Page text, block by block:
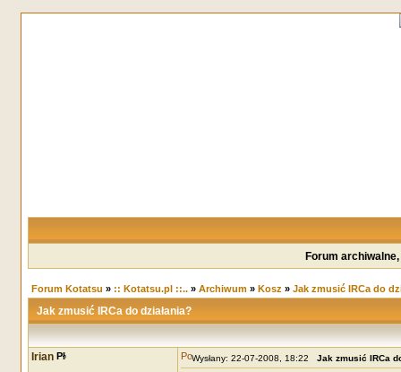
Forum
Forum Kotatsu » :: Kotatsu.pl ::..» Archiwum» Kosz » Jak zmusić IRCa do
Jak zmusić IRCa do działania?
Irian Wysłany: 22-07-2008, 18:22 Jak zmusić IRCa